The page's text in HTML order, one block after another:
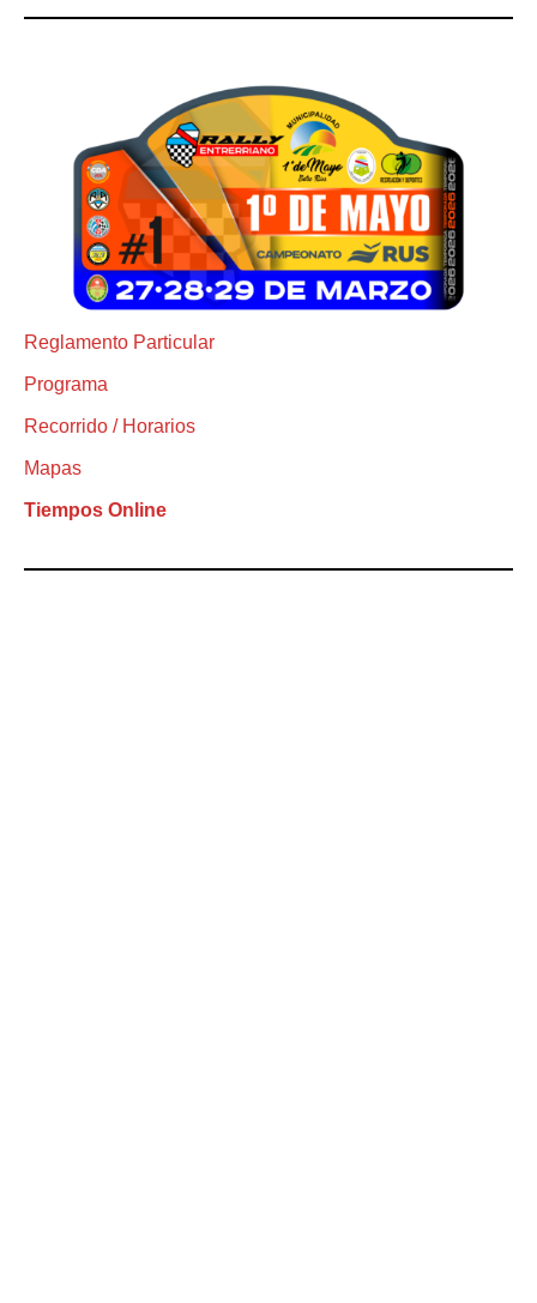
Reglamento Particular
Programa
Recorrido / Horarios
Mapas
Tiempos Online